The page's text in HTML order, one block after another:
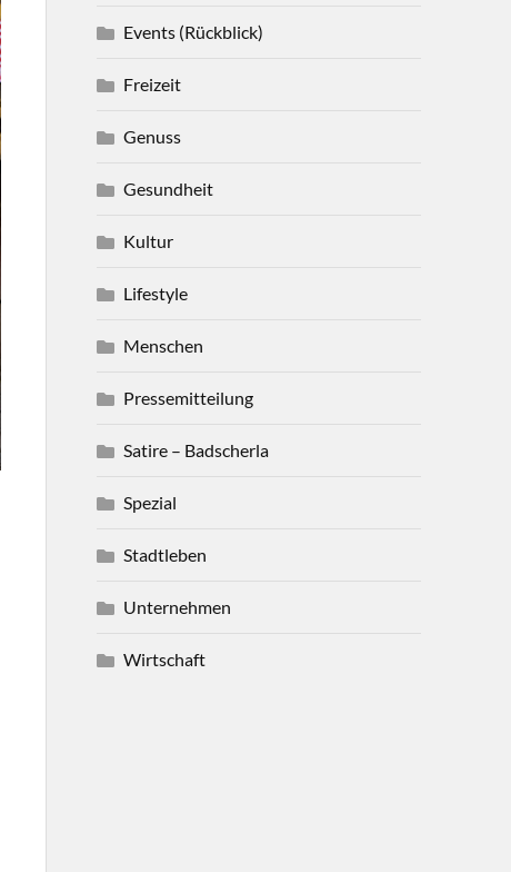
Events (Rückblick)
Freizeit
Genuss
Gesundheit
Kultur
Lifestyle
Menschen
Pressemitteilung
Satire – Badscherla
Spezial
Stadtleben
Unternehmen
Wirtschaft